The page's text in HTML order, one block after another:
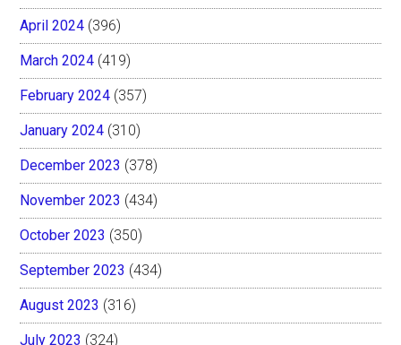
April 2024 (396)
March 2024 (419)
February 2024 (357)
January 2024 (310)
December 2023 (378)
November 2023 (434)
October 2023 (350)
September 2023 (434)
August 2023 (316)
July 2023 (324)